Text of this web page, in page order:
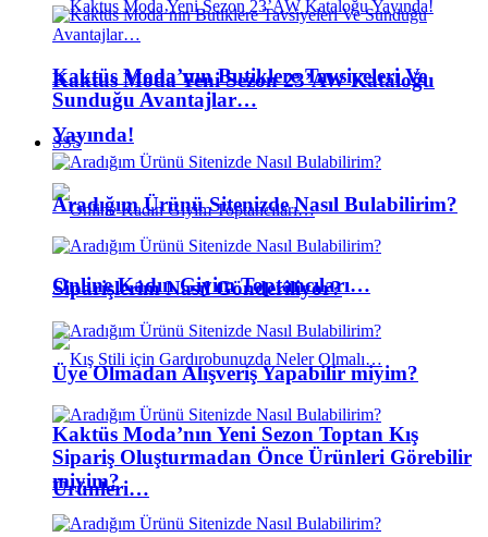
Kaktus Moda Yeni Sezon 23’AW Kataloğu
Yayında!
Online Kadın Giyim Toptancıları…
Kaktüs Moda’nın Yeni Sezon Toptan Kış
Ürünleri…
Kaktüs Moda’nın Butiklere Tavsiyeleri Ve
Sunduğu Avantajlar…
SSS
Aradığım Ürünü Sitenizde Nasıl Bulabilirim?
Siparişlerim Nasıl Gönderiliyor?
Üye Olmadan Alışveriş Yapabilir miyim?
Sipariş Oluşturmadan Önce Ürünleri Görebilir
miyim?